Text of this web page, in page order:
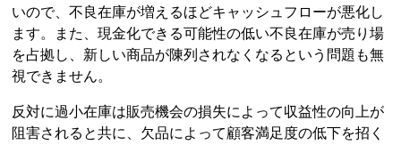
いので、不良在庫が増えるほどキャッシュフローが悪化し
ます。また、現金化できる可能性の低い不良在庫が売り場
を占拠し、新しい商品が陳列されなくなるという問題も無
視できません。
反対に過小在庫は販売機会の損失によって収益性の向上が
阻害されると共に、欠品によって顧客満足度の低下を招く